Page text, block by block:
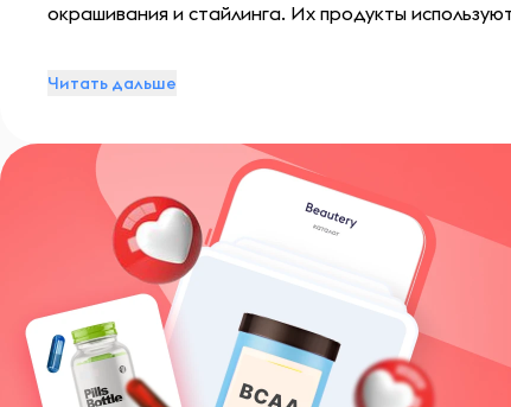
окрашивания и стайлинга. Их продукты
Читать дальше